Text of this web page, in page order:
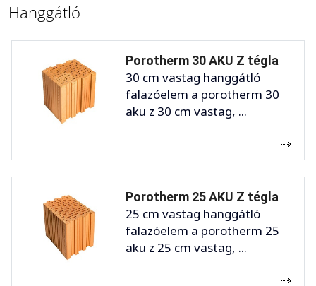
Hanggátló
Porotherm 30 AKU Z tégla
30 cm vastag hanggátló
falazóelem a porotherm 30
aku z 30 cm vastag, ...
Porotherm 25 AKU Z tégla
25 cm vastag hanggátló
falazóelem a porotherm 25
aku z 25 cm vastag, ...